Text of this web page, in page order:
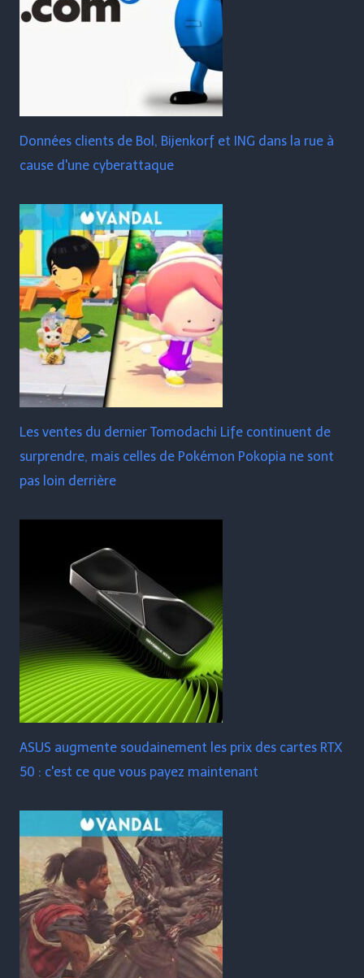
Données clients de Bol, Bijenkorf et ING dans la rue à
cause d'une cyberattaque
Les ventes du dernier Tomodachi Life continuent de
surprendre, mais celles de Pokémon Pokopia ne sont
pas loin derrière
ASUS augmente soudainement les prix des cartes RTX
50 : c'est ce que vous payez maintenant